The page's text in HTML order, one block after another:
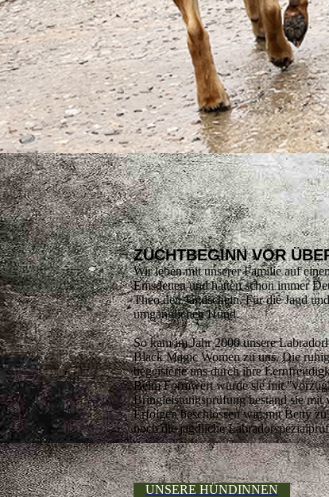
ZUCHTBEGINN VOR
Wir leben mit unserer Familie auf
Emsdetten und hatten schon immer
Theo den Jagdschein. Für die Jagd
umgänglichen Hund.
So kam im Jahr 2000 unsere
Black Magic Women zu uns. Die
begeisterte uns durch ihre
Beim Formwert wurde sie mit
Bringleistungsprüfung bestand sie
Erfolgen beschlossen wir, mit Betty
noch die jagdliche
UNSERE HÜNDINNEN